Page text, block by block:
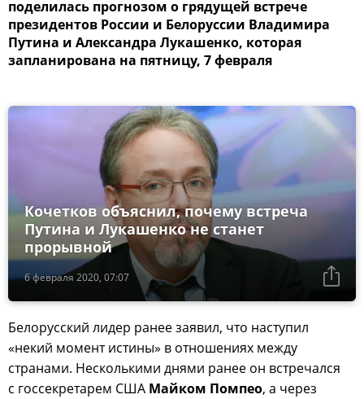
поделилась прогнозом о грядущей встрече
президентов России и Белоруссии Владимира
Путина и Александра Лукашенко, которая
запланирована на пятницу, 7 февраля
6 февраля 2020, 07:07
Кочетков объяснил, почему встреча
Путина и Лукашенко не станет
прорывной
Белорусский лидер ранее заявил, что наступил
«некий момент истины» в отношениях между
странами. Несколькими днями ранее он встречался
с госсекретарем США Майком Помпео, а через